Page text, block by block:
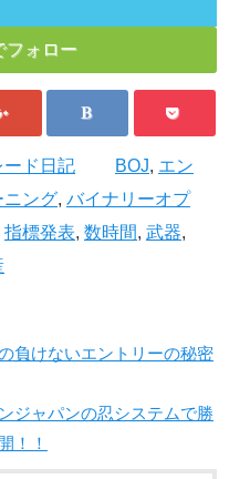
フォロー
ード日記 BOJ, エン
ニング, バイナリーオプ
指標発表, 数時間, 武器,
負けないエントリーの秘密
ジャパンの忍システムで勝
！！